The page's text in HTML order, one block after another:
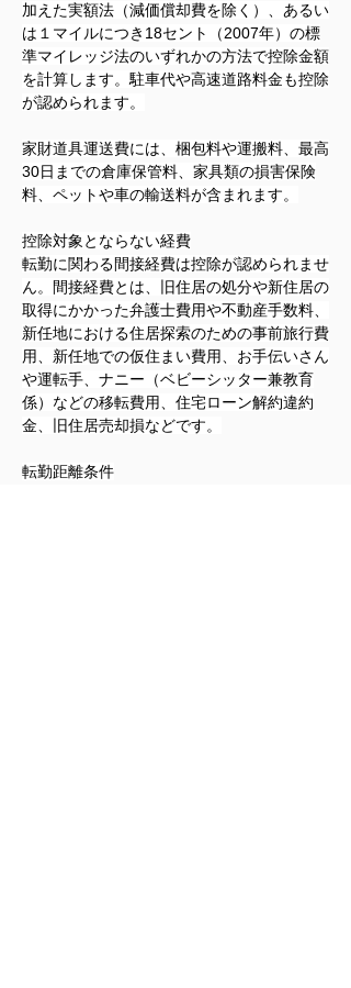
加えた実額法（減価償却費を除く）、あるい
は１マイルにつき18セント（2007年）の標
準マイレッジ法のいずれかの方法で控除金額
を計算します。駐車代や高速道路料金も控除
が認められます。
家財道具運送費には、梱包料や運搬料、最高
30日までの倉庫保管料、家具類の損害保険
料、ペットや車の輸送料が含まれます。
控除対象とならない経費
転勤に関わる間接経費は控除が認められませ
ん。間接経費とは、旧住居の処分や新住居の
取得にかかった弁護士費用や不動産手数料、
新任地における住居探索のための事前旅行費
用、新任地での仮住まい費用、お手伝いさん
や運転手、ナニー（ベビーシッター兼教育
係）などの移転費用、住宅ローン解約違約
金、旧住居売却損などです。
転勤距離条件